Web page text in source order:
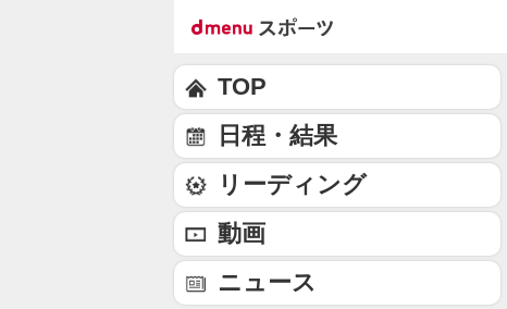
TOP
日程・結果
リーディング
動画
ニュース